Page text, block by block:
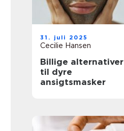
31. juli 2025
Cecilie Hansen
Billige alternativer
til dyre
ansigtsmasker